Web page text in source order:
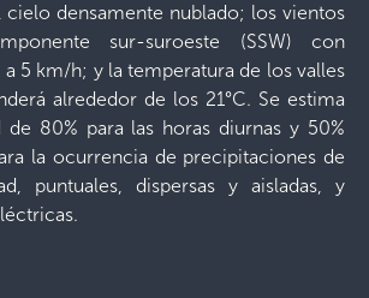
cielo densamente nublado; los vientos
sur-suroeste (SSW) con
5 km/h; y la temperatura de los valles
alrededor de los 21°C. Se estima
de 80% para las horas diurnas y 50%
la ocurrencia de precipitaciones de
puntuales, dispersas y aisladas, y